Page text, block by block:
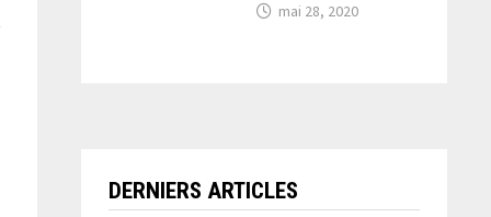
mai 28, 2020
DERNIERS ARTICLES